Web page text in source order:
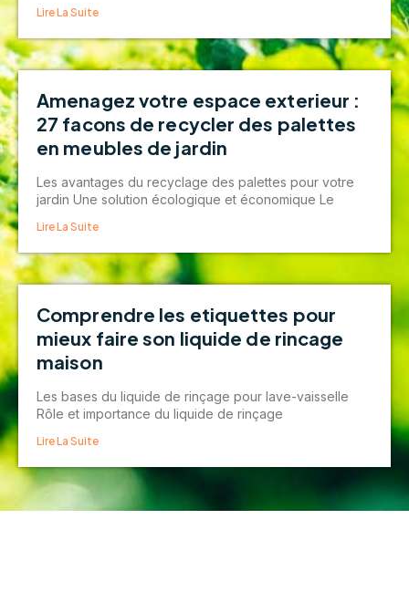
Lire La Suite
Amenagez votre espace exterieur :
27 facons de recycler des palettes
en meubles de jardin
Les avantages du recyclage des palettes pour votre
jardin Une solution écologique et économique Le
Lire La Suite
Comprendre les etiquettes pour
mieux faire son liquide de rincage
maison
Les bases du liquide de rinçage pour lave-vaisselle
Rôle et importance du liquide de rinçage
Lire La Suite